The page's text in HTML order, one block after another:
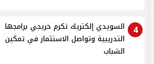
4
السويدي إلكتريك تكرم خريجي برامجها
التدريبية وتواصل الاستثمار في تمكين
الشباب